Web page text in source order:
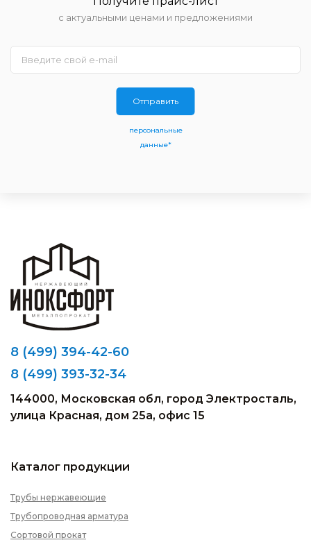
с актуальными ценами и предложениями
Отправить
персональные
данные*
8 (499) 394-42-60
8 (499) 393-32-34
144000, Московская обл, город Электросталь,
улица Красная, дом 25а, офис 15
Каталог продукции
Трубы нержавеющие
Трубопроводная арматура
Сортовой прокат